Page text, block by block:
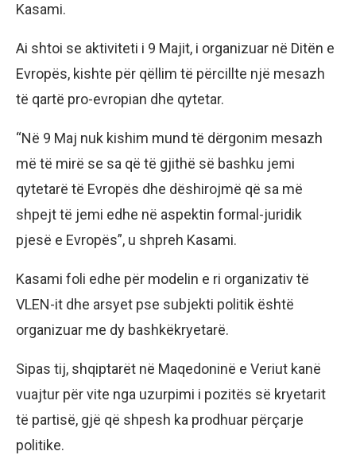
Kasami.
Ai shtoi se aktiviteti i 9 Majit, i organizuar në Ditën e
Evropës, kishte për qëllim të përcillte një mesazh
të qartë pro-evropian dhe qytetar.
“Në 9 Maj nuk kishim mund të dërgonim mesazh
më të mirë se sa që të gjithë së bashku jemi
qytetarë të Evropës dhe dëshirojmë që sa më
shpejt të jemi edhe në aspektin formal-juridik
pjesë e Evropës”, u shpreh Kasami.
Kasami foli edhe për modelin e ri organizativ të
VLEN-it dhe arsyet pse subjekti politik është
organizuar me dy bashkëkryetarë.
Sipas tij, shqiptarët në Maqedoninë e Veriut kanë
vuajtur për vite nga uzurpimi i pozitës së kryetarit
të partisë, gjë që shpesh ka prodhuar përçarje
politike.